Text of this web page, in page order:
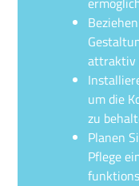
attraktiv
um die
zu
Planen
Pflege